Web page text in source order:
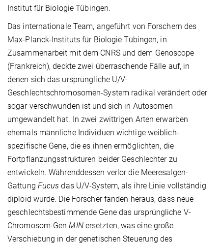
Institut für Biologie Tübingen.
Das internationale Team, angeführt von Forschern des
Max-Planck-Instituts für Biologie Tübingen, in
Zusammenarbeit mit dem CNRS und dem Genoscope
(Frankreich), deckte zwei überraschende Fälle auf, in
denen sich das ursprüngliche U/V-
Geschlechtschromosomen-System radikal verändert oder
sogar verschwunden ist und sich in Autosomen
umgewandelt hat. In zwei zwittrigen Arten erwarben
ehemals männliche Individuen wichtige weiblich-
spezifische Gene, die es ihnen ermöglichten, die
Fortpflanzungsstrukturen beider Geschlechter zu
entwickeln. Währenddessen verlor die Meeresalgen-
Gattung Fucus das U/V-System, als ihre Linie vollständig
diploid wurde. Die Forscher fanden heraus, dass neue
geschlechtsbestimmende Gene das ursprüngliche V-
Chromosom-GenMINersetzten, was eine große
Verschiebung in der genetischen Steuerung des